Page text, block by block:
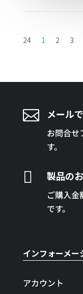
24
1 2 3
 メール
お問合せ
す。
 製品の
ご購入
です。
インフォーメー
アカウント